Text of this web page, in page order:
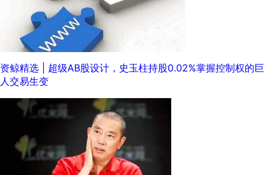
资鲸精选 | 超级AB股设计，史玉柱持股0.02%掌握控制权的巨
人交易生变